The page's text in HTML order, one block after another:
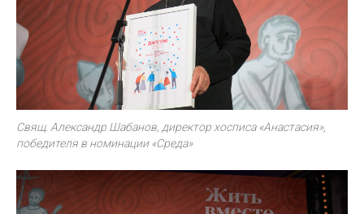
Свящ. Александр Шабанов, директор хосписа «Анастасия»,
победителя в номинации «Среда»